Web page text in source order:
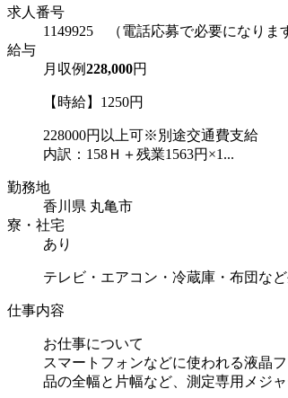
求人番号
1149925 （電話応募で必要になりま
給与
月収例228,000円
【時給】1250円
228000円以上可※別途交通費支給
内訳：158Ｈ＋残業1563円×1...
勤務地
香川県 丸亀市
寮・社宅
あり
テレビ・エアコン・冷蔵庫・布団な
仕事内容
お仕事について
スマートフォンなどに使われる液晶
品の全幅と片幅など、測定専用メジ